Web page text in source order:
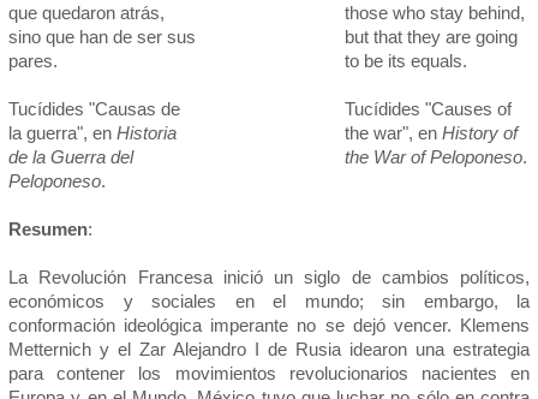
que quedaron atrás,
sino que han de ser sus
pares.
Tucídides "Causas de
la guerra", en Historia
de la Guerra del
Peloponeso.
those who stay behind,
but that they are going
to be its equals.
Tucídides "Causes of
the war", en History of
the War of Peloponeso.
Resumen:
La Revolución Francesa inició un siglo de cambios políticos,
económicos y sociales en el mundo; sin embargo, la
conformación ideológica imperante no se dejó vencer. Klemens
Metternich y el Zar Alejandro I de Rusia idearon una estrategia
para contener los movimientos revolucionarios nacientes en